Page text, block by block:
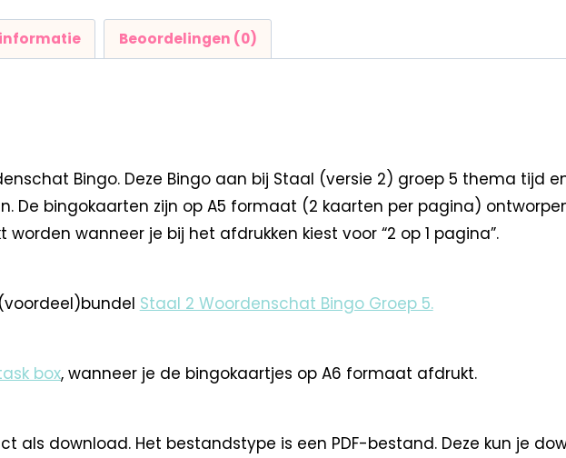
Beoordelingen (0)
Bingo. Deze Bingo aan bij Staal (versie 2) groep 5 thema tijd
De bingokaarten zijn op A5 formaat (2 kaarten per pagina)
wanneer je bij het afdrukken kiest voor “2 op 1 pagina”.
Staal 2 Woordenschat Bingo Groep 5.
box, wanneer je de bingokaartjes op A6 formaat afdrukt.
als download. Het bestandstype is een PDF-bestand. Deze kun je